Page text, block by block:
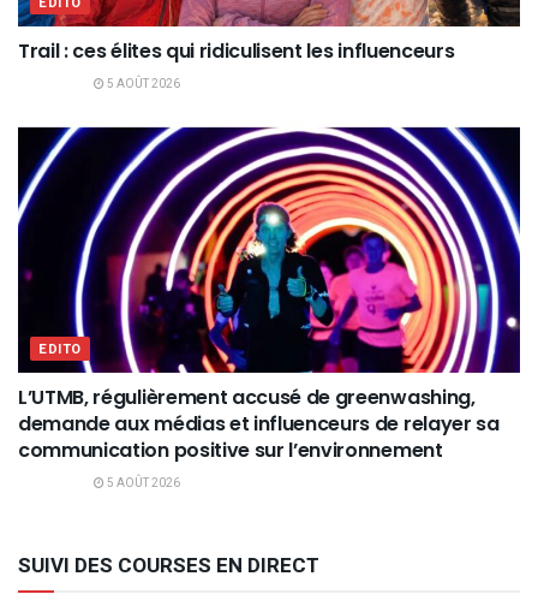
Trail : ces élites qui ridiculisent les influenceurs
5 AOÛT 2026
EDITO
L’UTMB, régulièrement accusé de greenwashing,
demande aux médias et influenceurs de relayer sa
communication positive sur l’environnement
5 AOÛT 2026
SUIVI DES COURSES EN DIRECT